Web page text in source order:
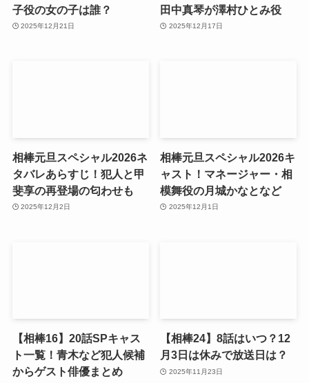
子役の女の子は誰？
2025年12月21日
田中真琴が澤村ひとみ役
2025年12月17日
相棒元旦スペシャル2026ネ
タバレあらすじ！犯人と甲
斐享の再登場の匂わせも
2025年12月2日
相棒元旦スペシャル2026キ
ャスト！マネージャー・相
模舞役の月城かなとなど
2025年12月1日
【相棒16】20話SPキャス
ト一覧！青木など犯人候補
からゲスト俳優まとめ
【相棒24】8話はいつ？12
月3日は休みで放送日は？
2025年11月23日